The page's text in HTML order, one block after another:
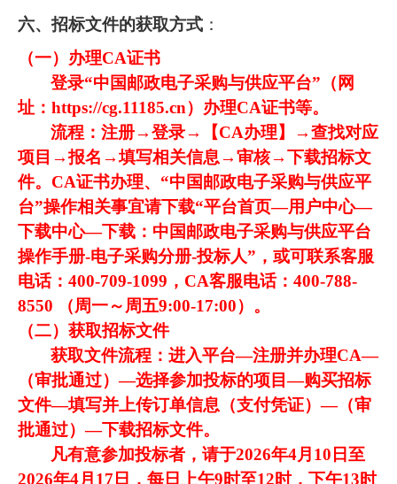
六、招标文件的获取方式 ：
（一）办理CA证书
登录“中国邮政电子采购与供应平台”（网
址：https://cg.11185.cn）办理CA证书等。
流程：注册→登录→【CA办理】→查找对应
项目→报名→填写相关信息→审核→下载招标文
件。CA证书办理、“中国邮政电子采购与供应平
台”操作相关事宜请下载“平台首页—用户中心—
下载中心—下载：中国邮政电子采购与供应平台
操作手册-电子采购分册-投标人”，或可联系客服
电话：400-709-1099，CA客服电话：400-788-
8550 （周一～周五9:00-17:00）。
（二）获取招标文件
获取文件流程：进入平台—注册并办理CA—
（审批通过）—选择参加投标的项目—购买招标
文件—填写并上传订单信息（支付凭证）—（审
批通过）—下载招标文件。
凡有意参加投标者，请于2026年4月10日至
2026年4月17日，每日上午9时至12时，下午13时